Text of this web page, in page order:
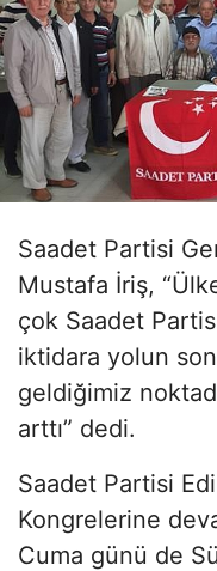
Saadet Partisi
Mustafa İriş,
çok Saadet
iktidara yolun
geldiğimiz
arttı” dedi.
Saadet Partisi
Kongrelerine
Cuma günü de